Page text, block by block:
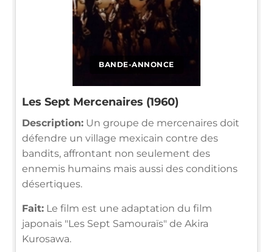
BANDE-ANNONCE
Les Sept Mercenaires (1960)
Description: Un groupe de mercenaires doit
défendre un village mexicain contre des
bandits, affrontant non seulement des
ennemis humains mais aussi des conditions
désertiques.
Fait: Le film est une adaptation du film
japonais "Les Sept Samouraïs" de Akira
Kurosawa.